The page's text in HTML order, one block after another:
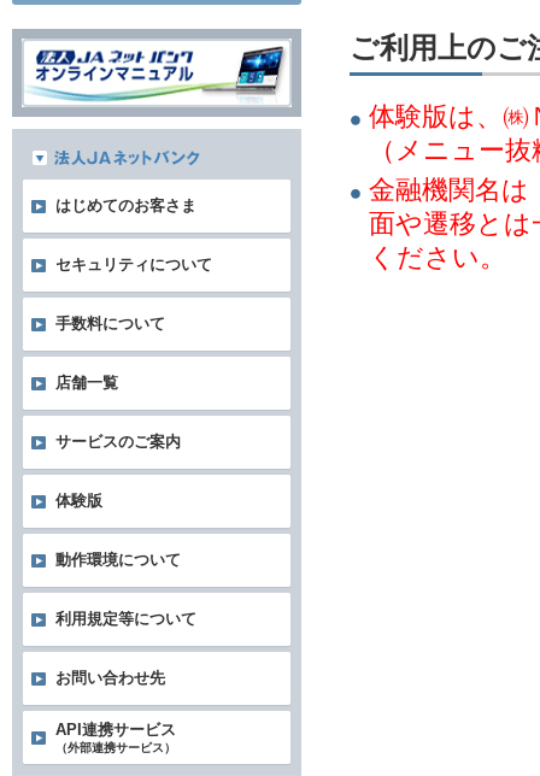
ご利用上のご
体験版は、㈱
（メニュー
金融機関名は
面や遷移と
ください。
はじめてのお客さま
セキュリティについて
手数料について
店舗一覧
サービスのご案内
体験版
動作環境について
利用規定等について
お問い合わせ先
API連携サービス
（外部連携サービス）